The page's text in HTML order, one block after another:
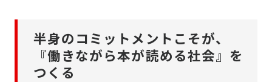
半身のコミットメントこそが、
『働きながら本が読める社会』を
つくる